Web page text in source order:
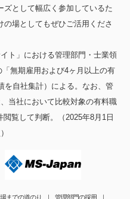
ズとして幅広く参加しているた
場としてもぜひご活用くださ
ト」における管理部門・士業領
無期雇用および4ヶ月以上の有
を自社集計）による。なお、管
当社において比較対象の有料職
覧して判断。（2025年8月1日
場までの道のり 管理部門の採用